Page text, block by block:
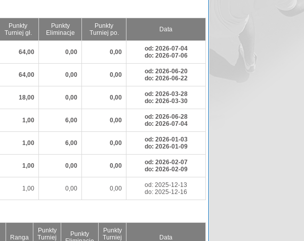
Punkty
Turniej gł.
Punkty
Eliminacje
Punkty
Turniej po.
Data
64,00 0,00 0,00
od: 2026-07-04
do: 2026-07-06
64,00 0,00 0,00
od: 2026-06-20
do: 2026-06-22
18,00 0,00 0,00
od: 2026-03-28
do: 2026-03-30
1,00 6,00 0,00
od: 2026-06-28
do: 2026-07-04
1,00 6,00 0,00
od: 2026-01-03
do: 2026-01-09
1,00 0,00 0,00
od: 2026-02-07
do: 2026-02-09
1,00 0,00 0,00
od: 2025-12-13
do: 2025-12-16
Ranga
Punkty
Turniej
Punkty
Punkty
Turniej
Data